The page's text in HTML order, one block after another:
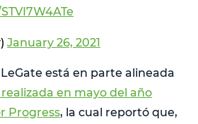
January 26, 2021
está en parte alineada
en mayo del año
Progress, la cual reportó que,